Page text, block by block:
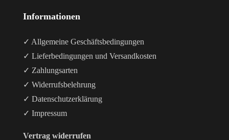
Informationen
✓ Allgemeine Geschäftsbedingungen
✓ Lieferbedingungen und Versandkosten
✓ Zahlungsarten
✓ Widerrufsbelehrung
✓ Datenschutzerklärung
✓ Impressum
Vertrag widerrufen